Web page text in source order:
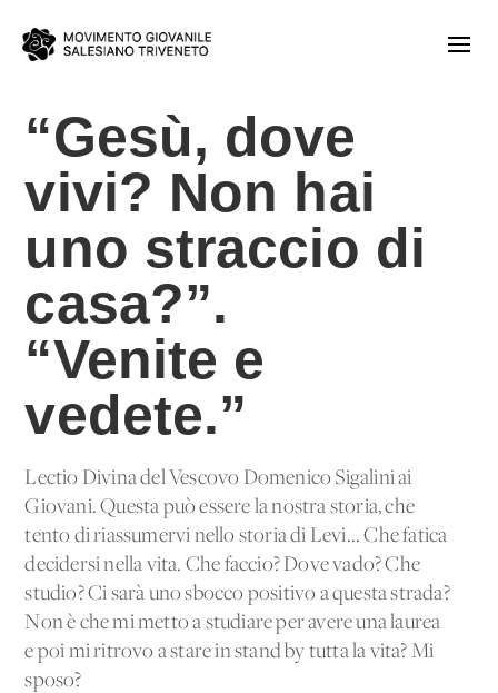
“Gesù, dove
vivi? Non hai
uno straccio di
casa?”.
“Venite e
vedete.”
Lectio Divina del Vescovo Domenico Sigalini ai
Giovani. Questa può essere la nostra storia, che
tento di riassumervi nello storia di Levi... Che fatica
decidersi nella vita. Che faccio? Dove vado? Che
studio? Ci sarà uno sbocco positivo a questa strada?
Non è che mi metto a studiare per avere una laurea
e poi mi ritrovo a stare in stand by tutta la vita? Mi
sposo?